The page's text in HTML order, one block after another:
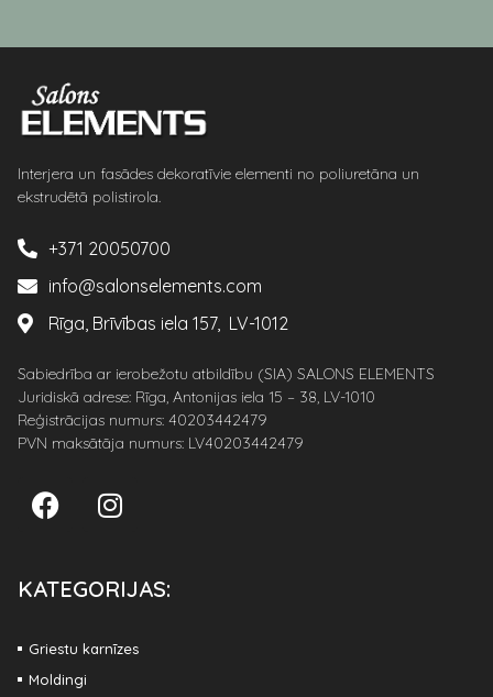
Interjera un fasādes dekoratīvie elementi no poliuretāna un
ekstrudētā polistirola.
+371 20050700
info@salonselements.com
Rīga, Brīvības iela 157, LV-1012
Sabiedrība ar ierobežotu atbildību (SIA) SALONS ELEMENTS
Juridiskā adrese: Rīga, Antonijas iela 15 – 38, LV-1010
Reģistrācijas numurs: 40203442479
PVN maksātāja numurs: LV40203442479
KATEGORIJAS:
Griestu karnīzes
Moldingi